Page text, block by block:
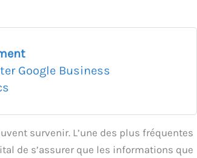
Google Business
survenir. L’une des plus fréquentes
de s’assurer que les informations que